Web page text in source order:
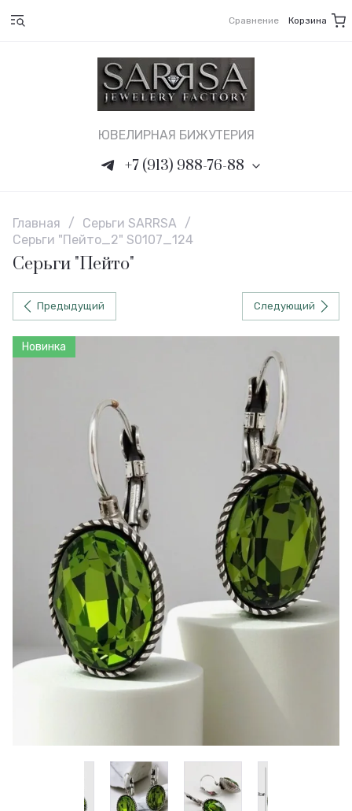
Сравнение Корзина
ЮВЕЛИРНАЯ БИЖУТЕРИЯ
+7 (913) 988-76-88
Главная / Серьги SARRSA /
Серьги "Пейто_2" S0107_124
Серьги "Пейто"
Предыдущий Следующий
Новинка